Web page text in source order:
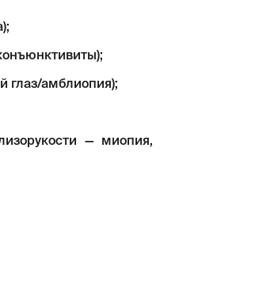
глаз/амблиопия);
— миопия,